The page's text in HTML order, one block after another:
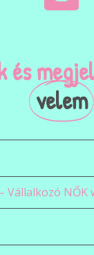
és
velem
Vállalkozó